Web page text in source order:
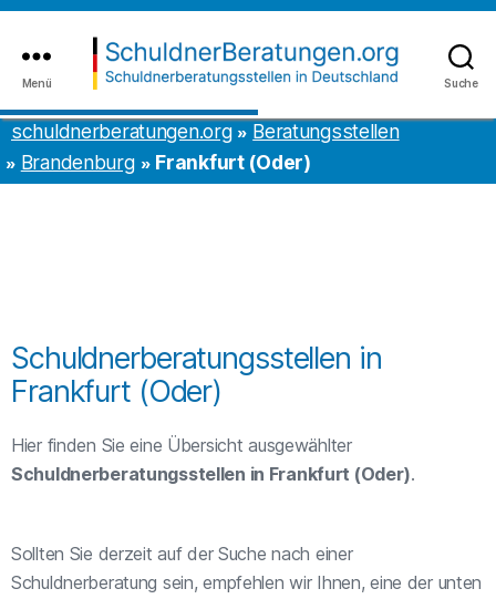
Inhalt
springen
to
the
content
Suche
schuldnerberatungen.org
Menü
schuldnerberatungen.org
Beratungsstellen
Brandenburg
Frankfurt (Oder)
Schuldnerberatungsstellen in
Frankfurt (Oder)
Hier finden Sie eine Übersicht ausgewählter
Schuldnerberatungsstellen in Frankfurt (Oder).
Sollten Sie derzeit auf der Suche nach einer
Schuldnerberatung sein, empfehlen wir Ihnen, eine der unten